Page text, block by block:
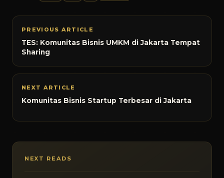
PREVIOUS ARTICLE
TES: Komunitas Bisnis UMKM di Jakarta Tempat
Sharing
NEXT ARTICLE
Komunitas Bisnis Startup Terbesar di Jakarta
NEXT READS